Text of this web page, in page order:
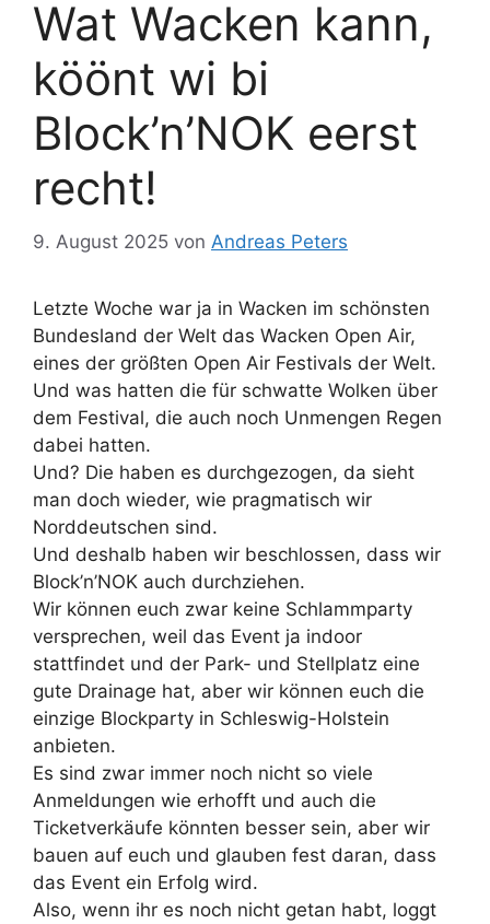
Wat Wacken kann,
köönt wi bi
Block’n’NOK eerst
recht!
9. August 2025 von Andreas Peters
Letzte Woche war ja in Wacken im schönsten
Bundesland der Welt das Wacken Open Air,
eines der größten Open Air Festivals der Welt.
Und was hatten die für schwatte Wolken über
dem Festival, die auch noch Unmengen Regen
dabei hatten.
Und? Die haben es durchgezogen, da sieht
man doch wieder, wie pragmatisch wir
Norddeutschen sind.
Und deshalb haben wir beschlossen, dass wir
Block’n’NOK auch durchziehen.
Wir können euch zwar keine Schlammparty
versprechen, weil das Event ja indoor
stattfindet und der Park- und Stellplatz eine
gute Drainage hat, aber wir können euch die
einzige Blockparty in Schleswig-Holstein
anbieten.
Es sind zwar immer noch nicht so viele
Anmeldungen wie erhofft und auch die
Ticketverkäufe könnten besser sein, aber wir
bauen auf euch und glauben fest daran, dass
das Event ein Erfolg wird.
Also, wenn ihr es noch nicht getan habt, loggt